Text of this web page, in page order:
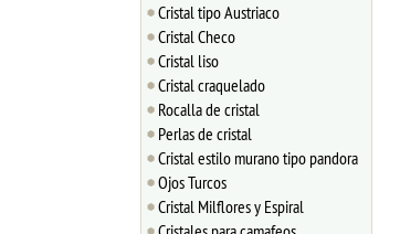
Cristal tipo Austriaco
Cristal Checo
Cristal liso
Cristal craquelado
Rocalla de cristal
Perlas de cristal
Cristal estilo murano tipo pandora
Ojos Turcos
Cristal Milflores y Espiral